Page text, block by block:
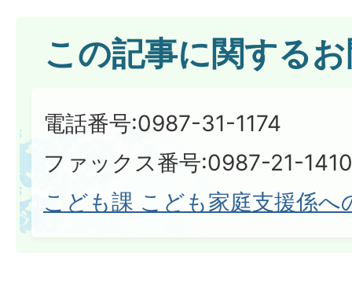
この記事に関する
電話番号:0987-31-1174
ファックス番号:0987-21-1410​​​​​​​
こども課 こども家庭支援係へ